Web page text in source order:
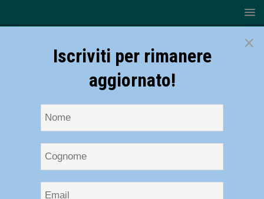
×
Iscriviti per rimanere
aggiornato!